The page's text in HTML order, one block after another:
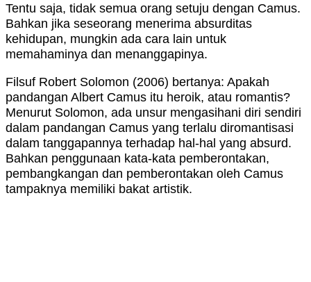
Tentu saja, tidak semua orang setuju dengan Camus.
Bahkan jika seseorang menerima absurditas
kehidupan, mungkin ada cara lain untuk
memahaminya dan menanggapinya.
Filsuf Robert Solomon (2006) bertanya: Apakah
pandangan Albert Camus itu heroik, atau romantis?
Menurut Solomon, ada unsur mengasihani diri sendiri
dalam pandangan Camus yang terlalu diromantisasi
dalam tanggapannya terhadap hal-hal yang absurd.
Bahkan penggunaan kata-kata pemberontakan,
pembangkangan dan pemberontakan oleh Camus
tampaknya memiliki bakat artistik.